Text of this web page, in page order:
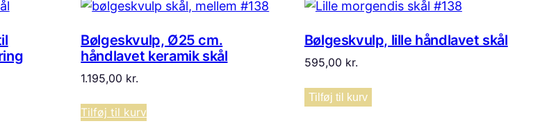
Bølgeskvulp, Ø25 cm.
håndlavet keramik skål
1.195,00 kr.
Tilføj til kurv
Bølgeskvulp, lille håndlavet skål
595,00 kr.
Tilføj til kurv